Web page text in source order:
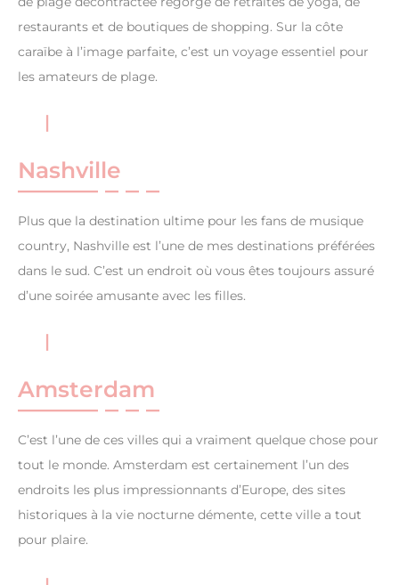
restaurants et de boutiques de shopping. Sur la côte
caraïbe à l’image parfaite, c’est un voyage essentiel pour
les amateurs de plage.
Nashville
Plus que la destination ultime pour les fans de musique
country, Nashville est l’une de mes destinations préférées
dans le sud. C’est un endroit où vous êtes toujours assuré
d’une soirée amusante avec les filles.
Amsterdam
C’est l’une de ces villes qui a vraiment quelque chose pour
tout le monde. Amsterdam est certainement l’un des
endroits les plus impressionnants d’Europe, des sites
historiques à la vie nocturne démente, cette ville a tout
pour plaire.